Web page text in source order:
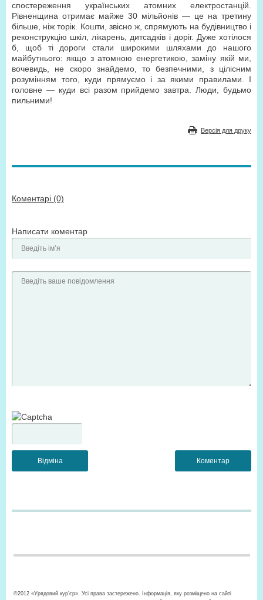
спостереження українських атомних електростанцій.
Рівненщина отримає майже 30 мільйонів — це на третину
більше, ніж торік. Кошти, звісно ж, спрямують на будівництво і
реконструкцію шкіл, лікарень, дитсадків і доріг. Дуже хотілося
б, щоб ті дороги стали широкими шляхами до нашого
майбутнього: якщо з атомною енергетикою, заміну якій ми,
вочевидь, не скоро знайдемо, то безпечними, з цілісним
розумінням того, куди прямуємо і за якими правилами. І
головне — куди всі разом прийдемо завтра. Люди, будьмо
пильними!
Версія для друку
Коментарі (0)
Написати коментар
©2012 «Урядовий кур’єр». Усі права застережено. Інформація, яку розміщено на сайті